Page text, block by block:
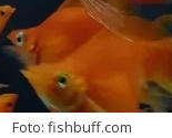
Foto: fishbuff.com